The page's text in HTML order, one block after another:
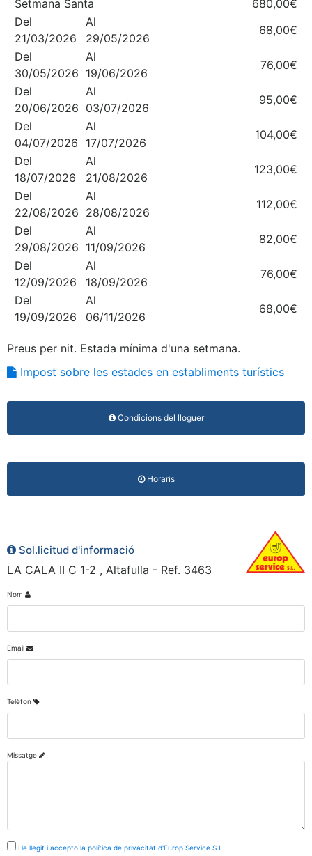
Setmana Santa
680,00€
Del
21/03/2026
Al
29/05/2026
68,00€
Del
30/05/2026
Al
19/06/2026
76,00€
Del
20/06/2026
Al
03/07/2026
95,00€
Del
04/07/2026
Al
17/07/2026
104,00€
Del
18/07/2026
Al
21/08/2026
123,00€
Del
22/08/2026
Al
28/08/2026
112,00€
Del
29/08/2026
Al
11/09/2026
82,00€
Del
12/09/2026
Al
18/09/2026
76,00€
Del
19/09/2026
Al
06/11/2026
68,00€
Preus per nit. Estada mínima d'una setmana.
Impost sobre les estades en establiments turístics
Condicions del lloguer
Horaris
Sol.licitud d'informació
LA CALA II C 1-2 , Altafulla - Ref. 3463
Nom
Email
Telèfon
Missatge
He llegit i accepto la política de privacitat d'Europ Service S.L.